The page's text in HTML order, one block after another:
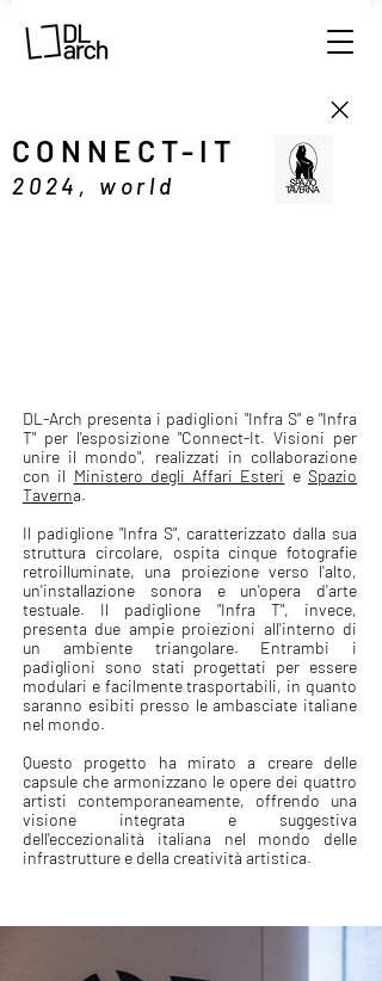
CONNECT-IT
2024, world
DL-Arch presenta i padiglioni "Infra S" e "Infra
T" per l'esposizione "Connect-It. Visioni per
unire il mondo", realizzati in collaborazione
con il Ministero degli Affari Esteri eSpazio
Taverna.
Il padiglione "Infra S", caratterizzato dalla sua
struttura circolare, ospita cinque fotografie
retroilluminate, una proiezione verso l'alto,
un'installazione sonora e un'opera d'arte
testuale. Il padiglione "Infra T", invece,
presenta due ampie proiezioni all'interno di
un ambiente triangolare. Entrambi i
padiglioni sono stati progettati per essere
modulari e facilmente trasportabili, in quanto
saranno esibiti presso le ambasciate italiane
nel mondo.
Questo progetto ha mirato a creare delle
capsule che armonizzano le opere dei quattro
artisti contemporaneamente, offrendo una
visione integrata e suggestiva
dell'eccezionalità italiana nel mondo delle
infrastrutture e della creatività artistica.